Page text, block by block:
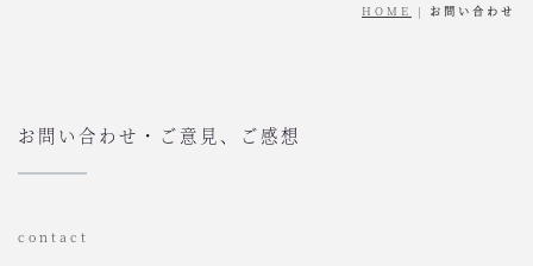
HOME | お問い合わせ
お問い合わせ・ご意見、ご感想
contact